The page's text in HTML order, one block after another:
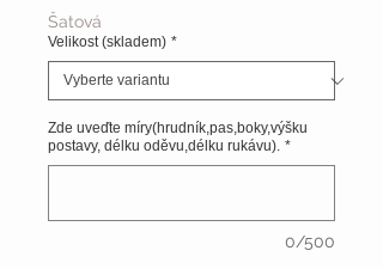
Šatová
Velikost (skladem) *
Zde uveďte míry(hrudník,pas,boky,výšku
postavy, délku oděvu,délku rukávu). *
0/500